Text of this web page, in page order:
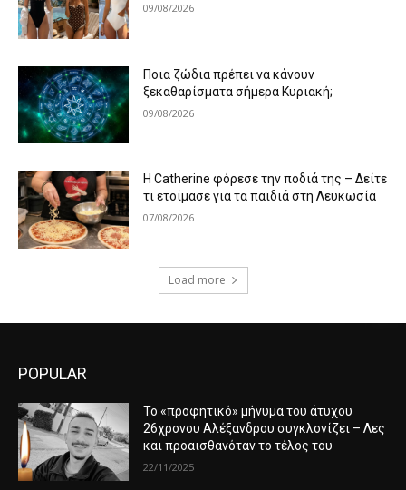
09/08/2026
Ποια ζώδια πρέπει να κάνουν
ξεκαθαρίσματα σήμερα Κυριακή;
09/08/2026
Η Catherine φόρεσε την ποδιά της – Δείτε
τι ετοίμασε για τα παιδιά στη Λευκωσία
07/08/2026
Load more
POPULAR
Το «προφητικό» μήνυμα του άτυχου
26χρονου Αλέξανδρου συγκλονίζει – Λες
και προαισθανόταν το τέλος του
22/11/2025